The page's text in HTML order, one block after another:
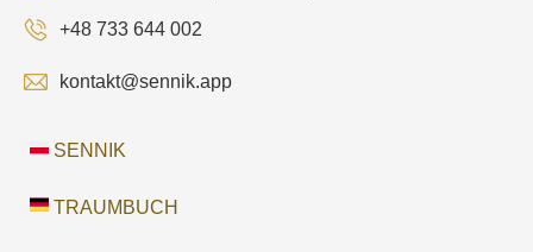
+48 733 644 002
kontakt@sennik.app
SENNIK
TRAUMBUCH